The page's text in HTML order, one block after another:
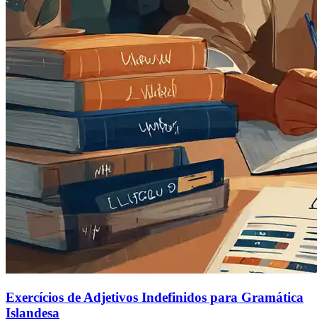
Exercícios de Adjetivos Indefinidos para Gramática
Islandesa